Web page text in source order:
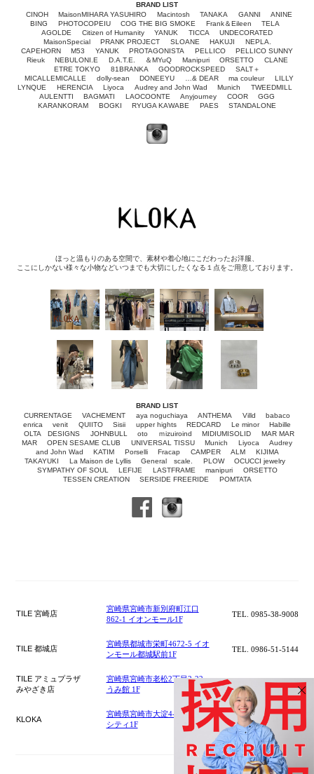
BRAND LIST
CINOH
MaisonMIHARA YASUHIRO Macintosh TANAKA GANNI
ANINE
BING
PHOTOCOPEIU COG THE BIG SMOKE Frank＆Eileen
TELA
AGOLDE
Citizen of Humanity YANUK TICCA
UNDECORATED
MaisonSpecial
PRANK PROJECT SLOANE HAKUJI
NEPLA.
CAPEHORN
M53 YANUK PROTAGONISTA PELLICO
PELLICO SUNNY
Rieuk
NEBULONI.E D.A.T.E. ＆MYuQ Manipuri ORSETTO
CLANE
ETRE TOKYO
81BRANKA GOODROCKSPEED
SALT＋
MICALLEMICALLE
dolly-sean DONEEYU …& DEAR ma couleur
LILLY
LYNQUE
HERENCIA Liyoca Audrey and John Wad Munich
TWEEDMILL
AULENTTI
BAGMATI LAOCOONTE Anyjourney COOR
GGG
KARANKORAM
BOGKI RYUGA KAWABE PAES STANDALONE
ほっと温もりのある空間で、素材や着心地にこだわったお洋服、
ここにしかない様々な小物などいつまでも大切にしたくなる１点をご用意しております。
BRAND LIST
CURRENTAGE
VACHEMENT aya noguchiaya ANTHEMA Villd
babaco
enrica
venit QUIITO Sisii upper hights REDCARD Le minor
Habille
OLTA DESIGNS
JOHNBULL oto ｍizuiroind MIDIUMISOLID
MAR MAR
MAR
OPEN SESAME CLUB UNIVERSAL TISSU Munich Liyoca
Audrey
and John Wad
KATIM Porselli Fracap CAMPER ALM
KIJIMA
TAKAYUKI
La Maison de Lyllis General scale. PLOW
OCUCCI jewelry
SYMPATHY OF SOUL
LEFIJE LASTFRAME manipuri
ORSETTO
TESSEN CREATION
SERSIDE FREERIDE POMTATA
TILE 宮崎店
宮崎県宮崎市新別府町江口
862-1 イオンモール1F
TEL. 0985-38-9008
TILE 都城店
宮崎県都城市栄町4672-5 イオ
ンモール都城駅前1F
TEL. 0986-51-5144
TILE アミュプラザ
みやざき店
宮崎県宮崎市老松2丁目2-22
うみ館 1F
TEL. 0985-41-7355
KLOKA
宮崎県宮崎市大淀4-6-28 宮交
シティ1F
TEL. 0985-51-1949